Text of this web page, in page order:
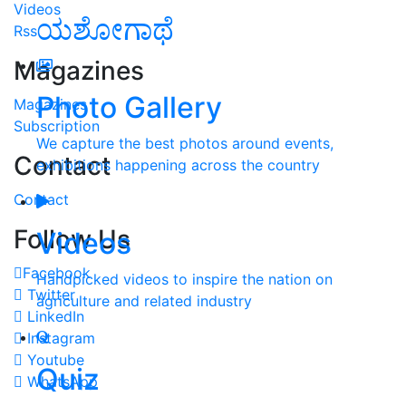
ಯಶೋಗಾಥೆ
Photo Gallery
We capture the best photos around events,
exhibitions happening across the country
Videos
Handpicked videos to inspire the nation on
agriculture and related industry
Quiz
Videos
Rss
Magazines
Magazines
Subscription
Contact
Contact
Follow Us
Facebook
Twitter
LinkedIn
Instagram
Youtube
WhatsApp